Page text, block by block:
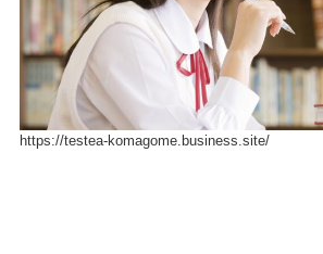
https://testea-komagome.business.site/